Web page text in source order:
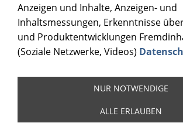
Anzeigen und Inhalte, Anzeigen- und
Inhaltsmessungen, Erkenntnisse
und Produktentwicklungen
(Soziale Netzwerke, Videos)
NUR NOTWENDIGE
ALLE ERLAUBEN